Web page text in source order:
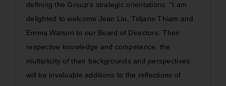
defining the Group’s strategic orientations. “I am
delighted to welcome Jean Liu, Tidjane Thiam and
Emma Watson to our Board of Directors. Their
respective knowledge and competence, the
multiplicity of their backgrounds and perspectives
will be invaluable additions to the reflections of